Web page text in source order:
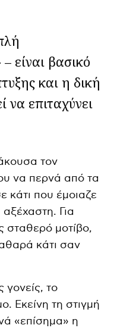
είναι βασικό
και η δική
να επιταχύνει
τον
να περνά από τα
κάτι που έμοιαζε
Για
σταθερό μοτίβο,
κάτι σαν
το
Εκείνη τη στιγμή
«επίσημα» η